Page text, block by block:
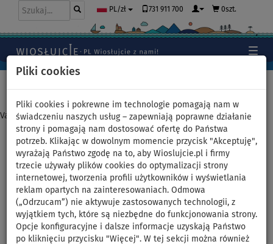
Pliki cookies
Pliki cookies i pokrewne im technologie pomagają nam w
świadczeniu naszych usług – zapewniają poprawne działanie
strony i pomagają nam dostosować ofertę do Państwa
potrzeb. Klikając w dowolnym momencie przycisk "Akceptuję",
wyrażają Państwo zgodę na to, aby Wioslujcie.pl i firmy
trzecie używały plików cookies do optymalizacji strony
internetowej, tworzenia profili użytkowników i wyświetlania
reklam opartych na zainteresowaniach. Odmowa
(„Odrzucam”) nie aktywuje zastosowanych technologii, z
wyjątkiem tych, które są niezbędne do funkcjonowania strony.
Opcje konfiguracyjne i dalsze informacje uzyskają Państwo
po kliknięciu przycisku "Więcej". W tej sekcji można również
PL/zł 731 911 700 0szt.
Varianta nebyla nalezena
Deska SUP GLADIATOR PRO
12'6 TOURING 2026 -
pompowany paddleboard
WIOSŁO W
ZESTAWIE
350 l
DO
150 kg
OPCJA
SIEDZISKA
DARMOWA
DOSTAWA